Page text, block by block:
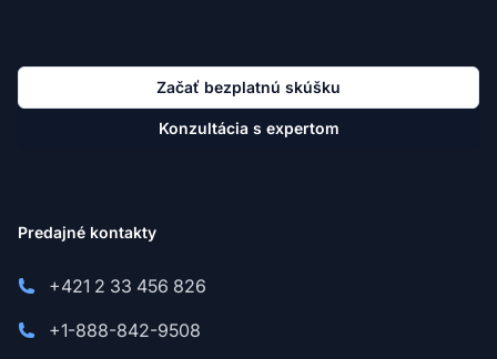
Začať bezplatnú skúšku
Konzultácia s expertom
Predajné kontakty
+421 2 33 456 826
+1-888-842-9508